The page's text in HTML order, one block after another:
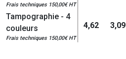
Frais techniques 150,00€ HT
Tampographie - 4
couleurs
Frais techniques 150,00€ HT
4,62 3,09